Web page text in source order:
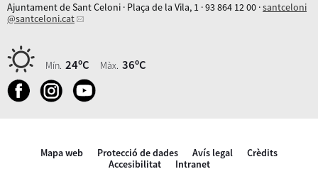
Ajuntament de Sant Celoni · Plaça de la Vila, 1 · 93 864 12 00 ·santceloni
@santceloni.cat
Mín. 24ºC Màx. 36ºC
Mapa web Protecció de dades Avís legal
Crèdits
Accesibilitat
Intranet